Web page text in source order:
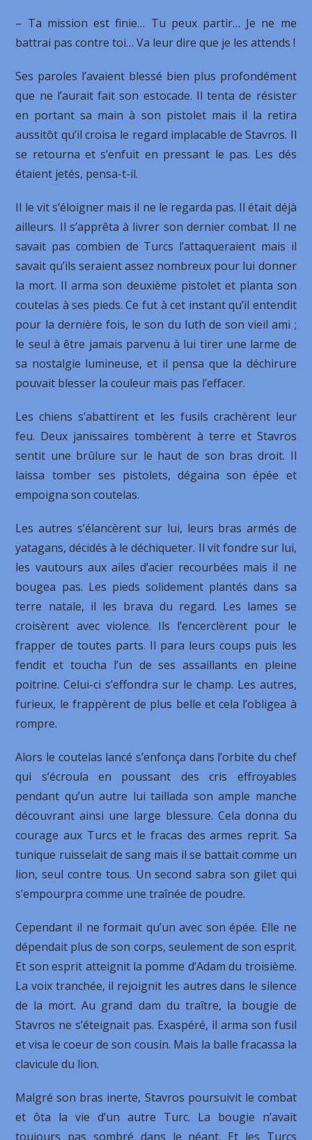
– Ta mission est finie… Tu peux partir… Je ne me
battrai pas contre toi… Va leur dire que je les attends !
Ses paroles l’avaient blessé bien plus profondément
que ne l’aurait fait son estocade. Il tenta de résister
en portant sa main à son pistolet mais il la retira
aussitôt qu’il croisa le regard implacable de Stavros. Il
se retourna et s’enfuit en pressant le pas. Les dés
étaient jetés, pensa-t-il.
Il le vit s’éloigner mais il ne le regarda pas. Il était déjà
ailleurs. Il s’apprêta à livrer son dernier combat. Il ne
savait pas combien de Turcs l’attaqueraient mais il
savait qu’ils seraient assez nombreux pour lui donner
la mort. Il arma son deuxième pistolet et planta son
coutelas à ses pieds. Ce fut à cet instant qu’il entendit
pour la dernière fois, le son du luth de son vieil ami ;
le seul à être jamais parvenu à lui tirer une larme de
sa nostalgie lumineuse, et il pensa que la déchirure
pouvait blesser la couleur mais pas l’effacer.
Les chiens s’abattirent et les fusils crachèrent leur
feu. Deux janissaires tombèrent à terre et Stavros
sentit une brûlure sur le haut de son bras droit. Il
laissa tomber ses pistolets, dégaina son épée et
empoigna son coutelas.
Les autres s’élancèrent sur lui, leurs bras armés de
yatagans, décidés à le déchiqueter. Il vit fondre sur lui,
les vautours aux ailes d’acier recourbées mais il ne
bougea pas. Les pieds solidement plantés dans sa
terre natale, il les brava du regard. Les lames se
croisèrent avec violence. Ils l’encerclèrent pour le
frapper de toutes parts. Il para leurs coups puis les
fendit et toucha l’un de ses assaillants en pleine
poitrine. Celui-ci s’effondra sur le champ. Les autres,
furieux, le frappèrent de plus belle et cela l’obligea à
rompre.
Alors le coutelas lancé s’enfonça dans l’orbite du chef
qui s’écroula en poussant des cris effroyables
pendant qu’un autre lui taillada son ample manche
découvrant ainsi une large blessure. Cela donna du
courage aux Turcs et le fracas des armes reprit. Sa
tunique ruisselait de sang mais il se battait comme un
lion, seul contre tous. Un second sabra son gilet qui
s’empourpra comme une traînée de poudre.
Cependant il ne formait qu’un avec son épée. Elle ne
dépendait plus de son corps, seulement de son esprit.
Et son esprit atteignit la pomme d’Adam du troisième.
La voix tranchée, il rejoignit les autres dans le silence
de la mort. Au grand dam du traître, la bougie de
Stavros ne s’éteignait pas. Exaspéré, il arma son fusil
et visa le coeur de son cousin. Mais la balle fracassa la
clavicule du lion.
Malgré son bras inerte, Stavros poursuivit le combat
et ôta la vie d’un autre Turc. La bougie n’avait
toujours pas sombré dans le néant. Et les Turcs